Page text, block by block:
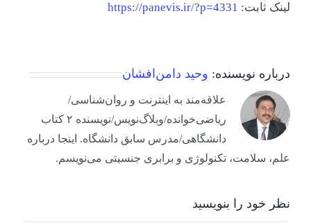
لینک ثابت: https://panevis.ir/?p=4331
درباره نویسنده: وحید دامن‌افشان
علاقه‌مند به اینترنت و روان‌شناسی/
ریاضی‌خوانده/وبلاگ‌نویس/نویسنده ۲ کتاب
دانشگاهی/مدرس سابق دانشگاه. اینجا درباره
علم، سلامت، تکنولوژی و برابری جنسیتی می‌نویسم.
نظر خود را بنویسید